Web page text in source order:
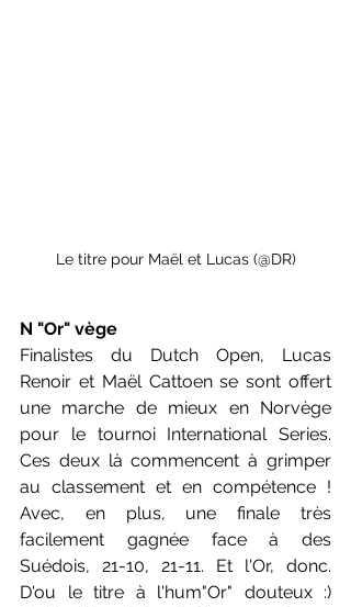
Le titre pour Maël et Lucas (@DR)
N "Or" vège
Finalistes du Dutch Open, Lucas
Renoir et Maël Cattoen se sont offert
une marche de mieux en Norvège
pour le tournoi International Series.
Ces deux là commencent à grimper
au classement et en compétence !
Avec, en plus, une finale très
facilement gagnée face à des
Suédois, 21-10, 21-11. Et l'Or, donc.
D'ou le titre à l'hum"Or" douteux :)